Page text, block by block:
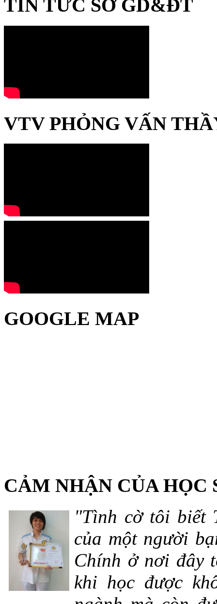
TIN TỨC SỞ GD&ĐT
VTV PHỎNG VẤN
GOOGLE MAP
CẢM NHẬN CỦA HỌC
"Tình cờ tôi biết
của một người
Chính ở nơi đây
khi học được